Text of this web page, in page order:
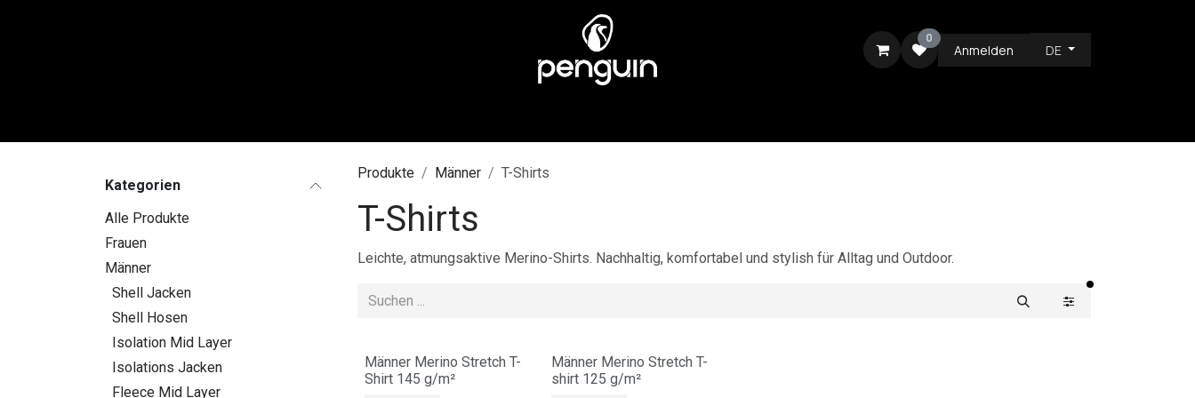
0
Anmelden DE
Kategorien
Alle Produkte
Frauen
Männer
Shell Jacken
Shell Hosen
Isolation Mid Layer
Isolations Jacken
Fleece Mid Layer
Produkte Männer T-Shirts
T-Shirts
Leichte, atmungsaktive Merino-Shirts. Nachhaltig, komfortabel und stylish für Alltag und Outdoor.
aktive Filter
Männer Merino Stretch T-
Shirt 145 g/m²
Männer Merino Stretch T-
shirt 125 g/m²